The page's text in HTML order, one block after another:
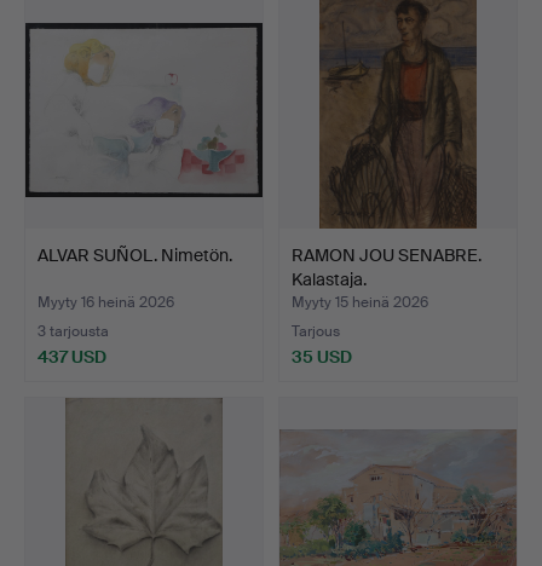
ALVAR SUÑOL. Nimetön.
Myyty 16 heinä 2026
3 tarjousta
437 USD
RAMON JOU SENABRE.
Kalastaja.
Myyty 15 heinä 2026
Tarjous
35 USD